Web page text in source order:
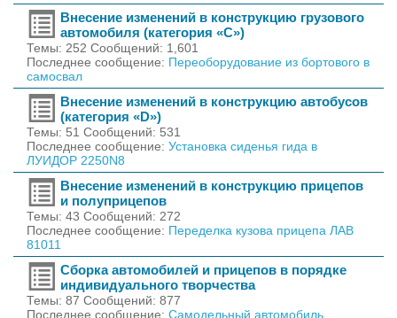
Внесение изменений в конструкцию грузового
автомобиля (категория «С»)
Темы: 252 Сообщений: 1,601
Последнее сообщение: Переоборудование из бортового в
самосвал
Внесение изменений в конструкцию автобусов
(категория «D»)
Темы: 51 Сообщений: 531
Последнее сообщение: Установка сиденья гида в
ЛУИДОР 2250N8
Внесение изменений в конструкцию прицепов
и полуприцепов
Темы: 43 Сообщений: 272
Последнее сообщение: Переделка кузова прицепа ЛАВ
81011
Сборка автомобилей и прицепов в порядке
индивидуального творчества
Темы: 87 Сообщений: 877
Последнее сообщение: Самодельный автомобиль